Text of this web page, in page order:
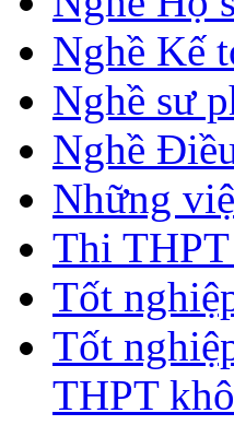
Nghề Kế
Nghề sư
Nghề
Những
Thi
Tốt
Tốt
THPT